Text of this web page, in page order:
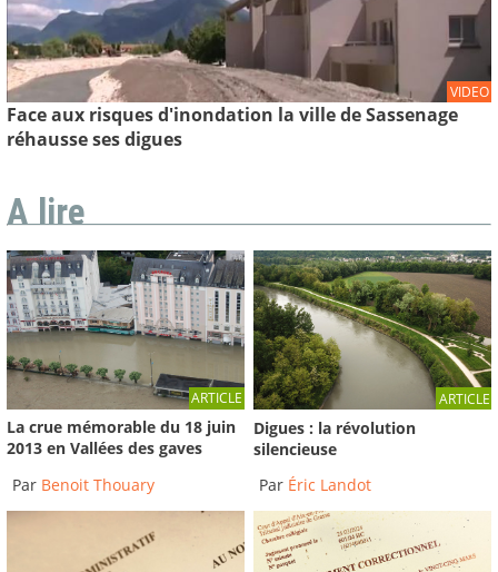
VIDEO
Face aux risques d'inondation la ville de Sassenage
réhausse ses digues
A lire
ARTICLE
La crue mémorable du 18 juin
2013 en Vallées des gaves
Par Benoit Thouary
ARTICLE
Digues : la révolution
silencieuse
Par Éric Landot